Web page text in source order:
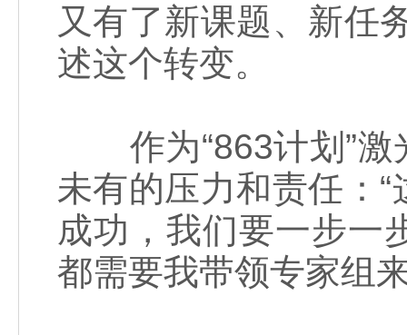
又有了新课题、新任
述这个转变。
作为“863计划”激
未有的压力和责任：
成功，我们要一步
都需要我带领专家组